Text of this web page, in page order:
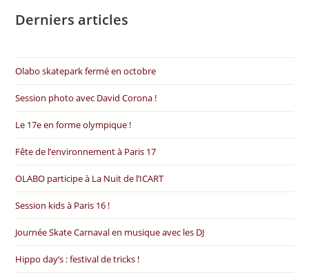
Derniers articles
Olabo skatepark fermé en octobre
Session photo avec David Corona !
Le 17e en forme olympique !
Fête de l’environnement à Paris 17
OLABO participe à La Nuit de l’ICART
Session kids à Paris 16 !
Journée Skate Carnaval en musique avec les DJ
Hippo day’s : festival de tricks !